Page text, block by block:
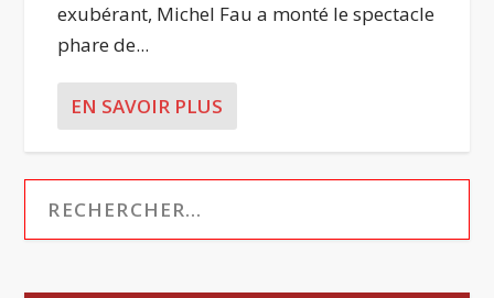
exubérant, Michel Fau a monté le spectacle
phare de...
EN SAVOIR PLUS